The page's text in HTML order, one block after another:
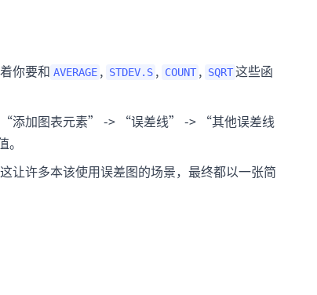
你要和 AVERAGE , STDEV.S , COUNT , SQRT 这些函
“添加图表元素” -> “误差线” -> “其他误差线
让许多本该使用误差图的场景，最终都以一张简